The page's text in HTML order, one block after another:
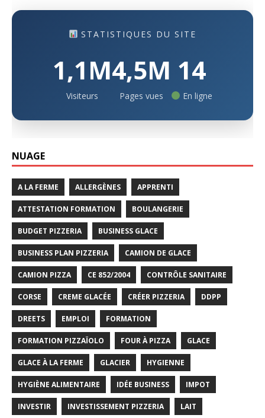
STATISTIQUES DU SITE
1,1M
Visiteurs
4,5M
Pages vues
14
En ligne
NUAGE
A LA FERME ALLERGÈNES APPRENTI
ATTESTATION FORMATION BOULANGERIE
BUDGET PIZZERIA BUSINESS GLACE
BUSINESS PLAN PIZZERIA CAMION DE GLACE
CAMION PIZZA CE 852/2004 CONTRÔLE SANITAIRE
CORSE CREME GLACÉE CRÉER PIZZERIA DDPP
DREETS EMPLOI FORMATION
FORMATION PIZZAÏOLO FOUR À PIZZA GLACE
GLACE À LA FERME GLACIER HYGIENNE
HYGIÈNE ALIMENTAIRE IDÉE BUSINESS IMPOT
INVESTIR INVESTISSEMENT PIZZERIA LAIT